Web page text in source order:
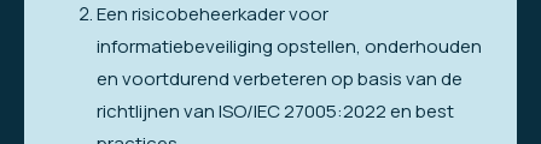
Een risicobeheerkader voor
informatiebeveiliging opstellen, onderhouden
en voortdurend verbeteren op basis van de
richtlijnen van ISO/IEC 27005:2022 en best